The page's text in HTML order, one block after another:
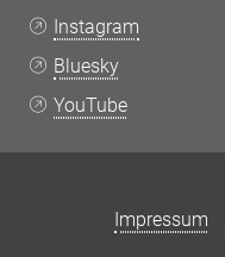
Instagram
Bluesky
YouTube
Impressum